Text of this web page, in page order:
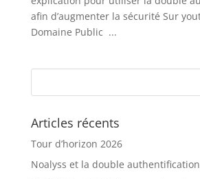
afin d’augmenter la sécurité Sur
Domaine Public ...
Articles récents
Tour d’horizon 2026
Noalyss et la double authentification